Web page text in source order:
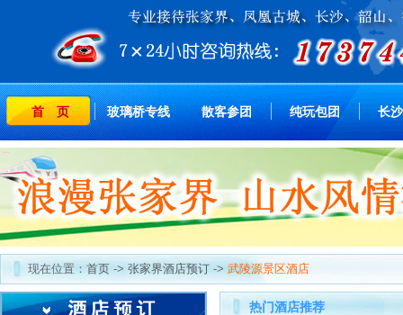
首 页 玻璃桥专线 散客参团 纯玩包团 长
现在位置： 首页 -> 张家界酒店预订 -> 武陵源景区酒店
热门酒店推荐